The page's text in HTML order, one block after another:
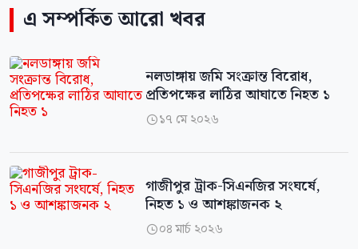
এ সম্পর্কিত আরো খবর
নলডাঙ্গায় জমি সংক্রান্ত বিরোধ,
প্রতিপক্ষের লাঠির আঘাতে নিহত ১
১৭ মে ২০২৬
গাজীপুর ট্রাক-সিএনজির সংঘর্ষে,
নিহত ১ ও আশঙ্কাজনক ২
০৪ মার্চ ২০২৬